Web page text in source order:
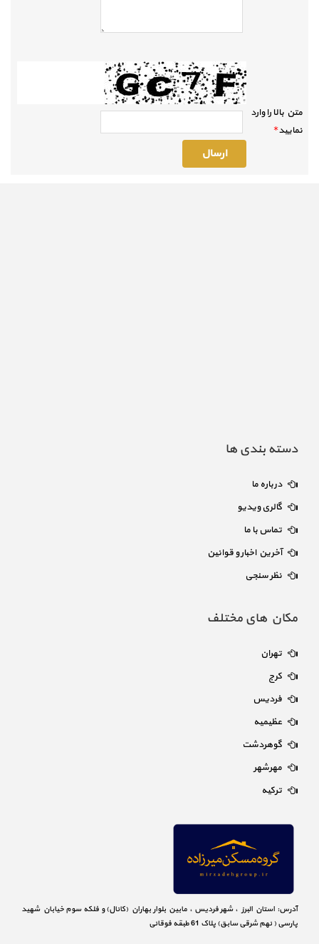
متن بالا را وارد
نماييد*
دسته بندی ها
درباره ما
گالری ویدیو
تماس با ما
آخرین اخبار و قوانین
نظر سنجی
مکان های مختلف
تهران
کرج
فردیس
عظیمیه
گوهردشت
مهرشهر
ترکیه
آدرس: استان البرز ، شهر فردیس ، مابین بلوار بهاران (کانال) و فلکه سوم خیابان شهید
پارسی ( نهم شرقی سابق) پلاک 61 طبقه فوقانی